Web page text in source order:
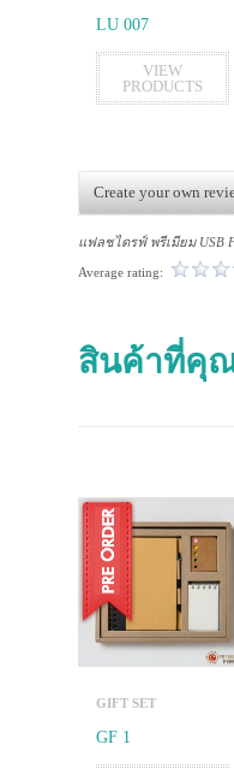
LU 007
VIEW
PRODUCTS
Create your own
แฟลชไดรฟ์ พรีเมียม USB
Average rating:
สินค้าที่คุ
GIFT SET
GF 1